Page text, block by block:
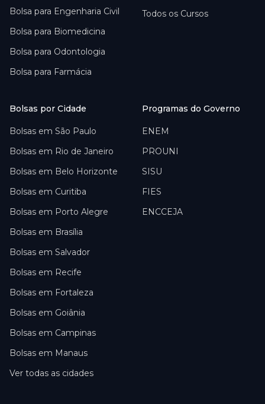
Bolsa para Engenharia Civil
Bolsa para Biomedicina
Bolsa para Odontologia
Bolsa para Farmácia
Todos os Cursos
Bolsas por Cidade
Bolsas em São Paulo
Bolsas em Rio de Janeiro
Bolsas em Belo Horizonte
Bolsas em Curitiba
Bolsas em Porto Alegre
Bolsas em Brasília
Bolsas em Salvador
Bolsas em Recife
Bolsas em Fortaleza
Bolsas em Goiânia
Bolsas em Campinas
Bolsas em Manaus
Ver todas as cidades
Programas do Governo
ENEM
PROUNI
SISU
FIES
ENCCEJA